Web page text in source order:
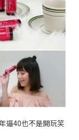
逼40也不是開玩笑